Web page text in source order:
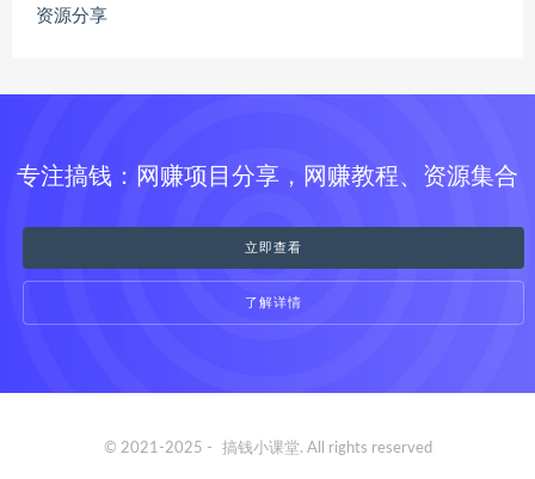
资源分享
专注搞钱：网赚项目分享，网赚教程、资源集合
立即查看
了解详情
© 2021-2025 - 搞钱小课堂. All rights reserved